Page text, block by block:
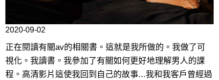
2020-09-02
正在閱讀有關av的相關書。這就是我所做的。我做了可
視化。我讀書。我參加了有關如何更好地理解男人的課
程。高清影片這使我回到自己的故事...我和我客戶曾經過